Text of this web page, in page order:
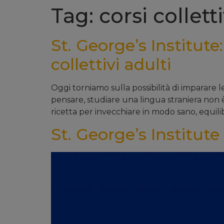
Tag: corsi
St. George’s
collettivi adulti
Oggi torniamo sulla possibilità di imparare
pensare, studiare una lingua straniera
ricetta per invecchiare in modo sano,
St. George’s